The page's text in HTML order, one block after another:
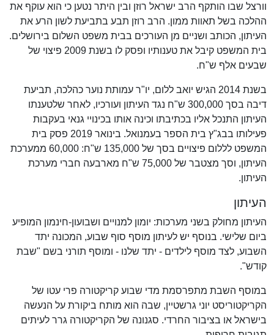
וורצל שבו הותקף הרב ישראל רוזן ובין היתר נטען כי הוא עוקף את
ההלכה בשל תאוות ממון. הרב רוזן תבע בתביעת לשון הרע את
העיתון, הכותב ושניים מן העורכים בבית משפט השלום בירושלים.
בית המשפט קיבל את טענותיו ופסק לו בשנת 2009 פיצוי של
שבעים אלף ש"ח.
בשנת 2014 הגיש יואב ללום, יו"ר עמותת נוער כהלכה, תביעת
דיבה בסך 300,000 ש"ח נגד העיתון ועורכיו, לאחר שלטענתו
העיתון התנכל אליו בכתיבתו וכינה אותו בכינויי גנאי בעקבות
פעילותו בבג"ץ בית הספר בעמנואל. בינואר 2019 פסק בית
המשפט לללום פיצויים בסך של 135,000 ש"ח: 60,000 ממערכת
העיתון, וסך מצטבר של 75,000 ש"ח מארבעה חברי מערכת
העיתון.
העיתון
העיתון מחולק בשני מערכות: יומון למנויים ושבועון-חינמון המופיע
ביום שלישי. בנוסף יש לעיתון מוסף סוף שבוע, המכונה יתד
השבוע, לצד מוסף לילדים - יתד שלנו - ומוסף תורני בשם "שבת
קודש".
במוסף השבת מתפרסמת מדי שבוע קריקטורה פרי עטו של
הקריקטוריסט יוני גרשטיין, שבה הוא מותח ביקורת על הנעשה
בישראל או בציבור החרדי. סגנונה של הקריקטורה גרר לעיתים